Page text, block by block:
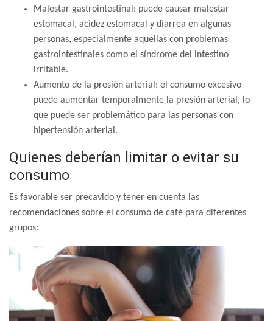
Malestar gastrointestinal: puede causar malestar
estomacal, acidez estomacal y diarrea en algunas
personas, especialmente aquellas con problemas
gastrointestinales como el síndrome del intestino
irritable.
Aumento de la presión arterial: el consumo excesivo
puede aumentar temporalmente la presión arterial, lo
que puede ser problemático para las personas con
hipertensión arterial.
Quienes deberían limitar o evitar su
consumo
Es favorable ser precavido y tener en cuenta las
recomendaciones sobre el consumo de café para diferentes
grupos: